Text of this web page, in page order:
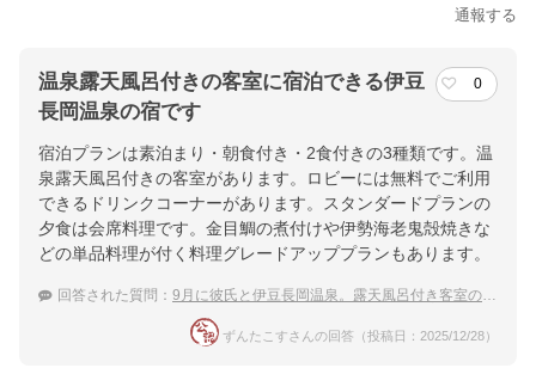
通報する
温泉露天風呂付きの客室に宿泊できる伊豆
長岡温泉の宿です
0
宿泊プランは素泊まり・朝食付き・2食付きの3種類です。温
泉露天風呂付きの客室があります。ロビーには無料でご利用
できるドリンクコーナーがあります。スタンダードプランの
夕食は会席料理です。金目鯛の煮付けや伊勢海老鬼殻焼きな
どの単品料理が付く料理グレードアッププランもあります。
回答された質問： 9月に彼氏と伊豆長岡温泉。露天風呂付き客室の宿でリッチな時間を過ごしたい
ずんたこすさんの回答（投稿日：2025/12/28）